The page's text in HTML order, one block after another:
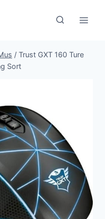
/ Trust GXT 160 Ture
Sort